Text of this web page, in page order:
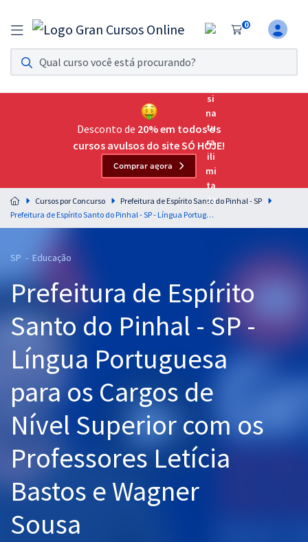
0
Assinatura Ilimitada 11
Acesso a todos os cursos. Teste grátis por 7 dias!
Assinatura OAB Até Passar
Acesso ilimitado a toda preparação para o Exame da
Residências Multiprofissionais
Preparação completa e intensiva para as principais
residências em saúde do Brasil
Cursos 20% OFF
Pós
Graduação
OAB
Mentorias
Questões grátis
Aprovados
Desconto de 20% em todos os
cursos avulsos do site SÓ HOJE!
Comprar agora
Cursos por Concurso
Prefeitura de Espírito Santo do Pinhal - SP
Prefeitura de Espírito Santo do Pinhal - SP - Língua Portuguesa para os Cargos de Nível Superior com os Professores Letícia Bastos e Wagner Sousa
SP - Educação
Prefeitura de Espírito
Santo do Pinhal - SP -
Língua Portuguesa
para os Cargos de
Nível Superior com os
Professores Letícia
Bastos e Wagner
Sousa